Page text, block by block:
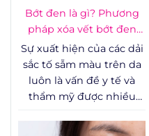
Bớt đen là gì? Phương
pháp xóa vết bớt đen
hiệu quả
Sự xuất hiện của các dải
sắc tố sẫm màu trên da
luôn là vấn đề y tế và
thẩm mỹ được nhiều
biệt là khi những tổn